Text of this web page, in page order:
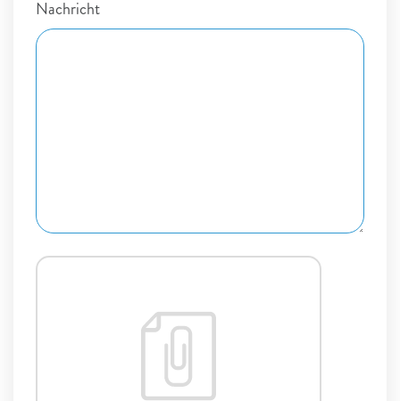
Nachricht